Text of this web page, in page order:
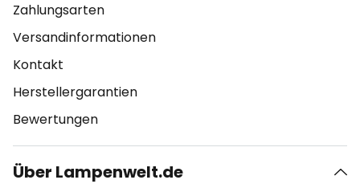
Zahlungsarten
Versandinformationen
Kontakt
Herstellergarantien
Bewertungen
Über Lampenwelt.de